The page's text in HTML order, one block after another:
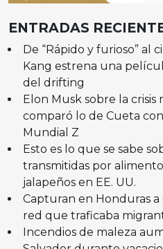
ENTRADAS
De “Rápido y furioso” al
Kang estrena una
del drifting
Elon Musk sobre la crisis
comparó lo de Cueta
Mundial Z
Esto es lo que se sabe
transmitidas por
jalapeños en EE. UU.
Capturan en Honduras
red que traficaba
Incendios de maleza